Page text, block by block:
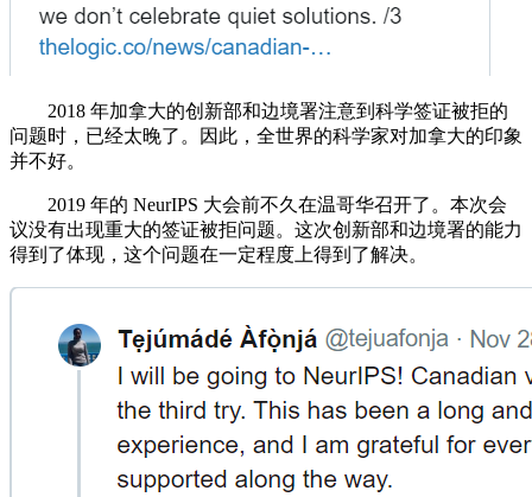
2018 年加拿大的创新部和边境署注意到科学签证被拒的
问题时，已经太晚了。因此，全世界的科学家对加拿大的印象
并不好。
2019 年的 NeurIPS 大会前不久在温哥华召开了。本次会
议没有出现重大的签证被拒问题。这次创新部和边境署的能力
得到了体现，这个问题在一定程度上得到了解决。